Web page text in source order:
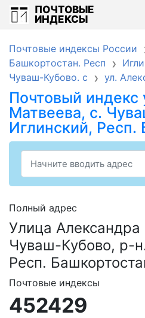
ПОЧТОВЫЕ
ИНДЕКСЫ
Почтовые индексы России
Башкортостан. Респ
Чуваш-Кубово. с
ул.
Почтовый индекс
Матвеева, с.
Иглинский, Респ.
Полный адрес
Улица Александра
Чуваш-Кубово, р-
Респ.
Почтовые индексы
452429